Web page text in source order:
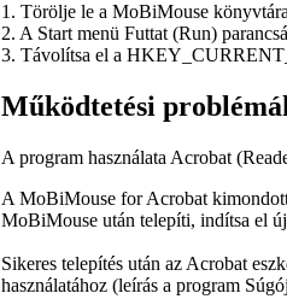
1. Törölje le a MoBiMouse
2. A Start menü Futtat (Run)
3. Távolítsa el a
Működtetési
A program használata Acrobat
A MoBiMouse for Acrobat
MoBiMouse után telepíti, indítsa el
Sikeres telepítés után az Acrobat
használatához (leírás a program